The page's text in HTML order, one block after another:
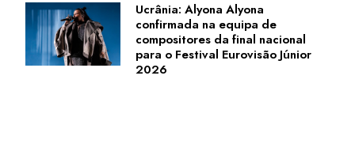
Ucrânia: Alyona Alyona
confirmada na equipa de
compositores da final nacional
para o Festival Eurovisão Júnior
2026